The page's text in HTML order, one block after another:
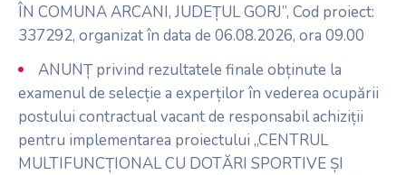
ÎN COMUNA ARCANI, JUDEȚUL GORJ”, Cod proiect:
337292, organizat în data de 06.08.2026, ora 09.00
ANUNȚ privind rezultatele finale obținute la
examenul de selecție a experților în vederea ocupării
postului contractual vacant de responsabil achiziții
pentru implementarea proiectului „CENTRUL
MULTIFUNCȚIONAL CU DOTĂRI SPORTIVE ȘI